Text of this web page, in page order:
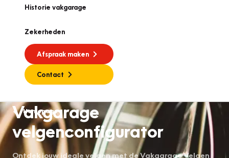
Historie vakgarage
Zekerheden
Afspraak maken
Contact
Homepage
Vakgarage
velgenconfigurator
Ontdek jouw ideale velgen met de Vakgarage Velgen